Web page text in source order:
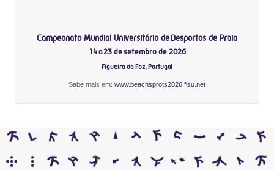
Campeonato Mundial Universitário de Desportos de Praia
14 a 23 de setembro de 2026
Figueira da Foz, Portugal
Sabe mais em: www.beachsprots2026.fisu.net